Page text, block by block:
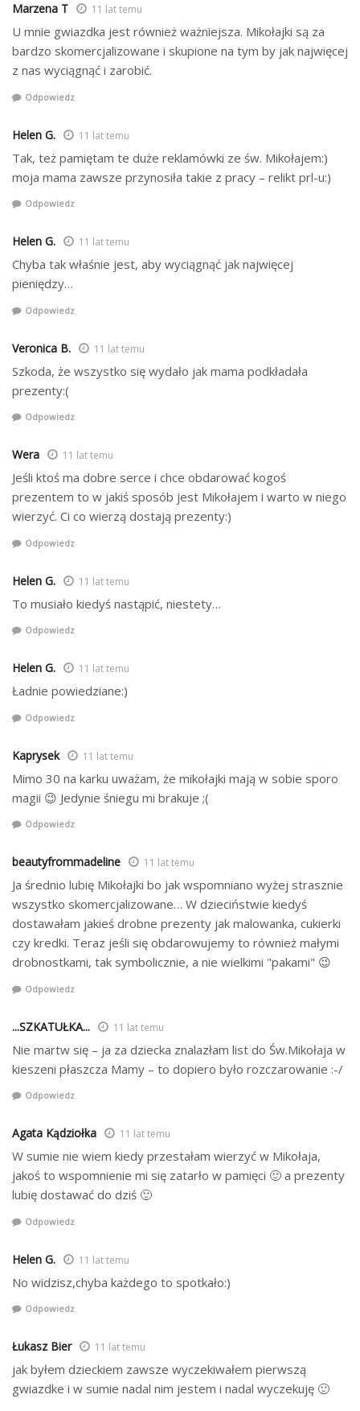
Marzena T 11 lat temu
U mnie gwiazdka jest również ważniejsza. Mikołajki są za
bardzo skomercjalizowane i skupione na tym by jak najwięcej
z nas wyciągnąć i zarobić.
Odpowiedz
Helen G. 11 lat temu
Tak, też pamiętam te duże reklamówki ze św. Mikołajem:)
moja mama zawsze przynosiła takie z pracy – relikt prl-u:)
Odpowiedz
Helen G. 11 lat temu
Chyba tak właśnie jest, aby wyciągnąć jak najwięcej
pieniędzy…
Odpowiedz
Veronica B. 11 lat temu
Szkoda, że wszystko się wydało jak mama podkładała
prezenty:(
Odpowiedz
Wera 11 lat temu
Jeśli ktoś ma dobre serce i chce obdarować kogoś
prezentem to w jakiś sposób jest Mikołajem i warto w niego
wierzyć. Ci co wierzą dostają prezenty:)
Odpowiedz
Helen G. 11 lat temu
To musiało kiedyś nastąpić, niestety…
Odpowiedz
Helen G. 11 lat temu
Ładnie powiedziane:)
Odpowiedz
Kaprysek 11 lat temu
Mimo 30 na karku uważam, że mikołajki mają w sobie sporo
magii 😉 Jedynie śniegu mi brakuje ;(
Odpowiedz
beautyfrommadeline 11 lat temu
Ja średnio lubię Mikołajki bo jak wspomniano wyżej strasznie
wszystko skomercjalizowane… W dzieciństwie kiedyś
dostawałam jakieś drobne prezenty jak malowanka, cukierki
czy kredki. Teraz jeśli się obdarowujemy to również małymi
drobnostkami, tak symbolicznie, a nie wielkimi "pakami" 😉
Odpowiedz
...SZKATUŁKA... 11 lat temu
Nie martw się – ja za dziecka znalazłam list do Św.Mikołaja w
kieszeni płaszcza Mamy – to dopiero było rozczarowanie :-/
Odpowiedz
Agata Kądziołka 11 lat temu
W sumie nie wiem kiedy przestałam wierzyć w Mikołaja,
jakoś to wspomnienie mi się zatarło w pamięci 🙂 a prezenty
lubię dostawać do dziś 🙂
Odpowiedz
Helen G. 11 lat temu
No widzisz,chyba każdego to spotkało:)
Odpowiedz
Łukasz Bier 11 lat temu
jak byłem dzieckiem zawsze wyczekiwałem pierwszą
gwiazdke i w sumie nadal nim jestem i nadal wyczekuję 🙂